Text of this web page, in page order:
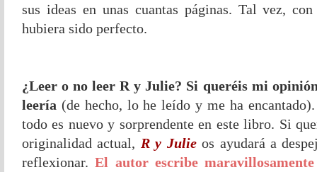
sus ideas en unas cuantas páginas. Tal vez,
hubiera sido perfecto.
¿Leer o no leer R y Julie? Si queréis mi
leería (de hecho, lo he leído y me ha
todo es nuevo y sorprendente en este libro. Si
originalidad actual, R y Julieos ayudará a
reflexionar.El autor escribe